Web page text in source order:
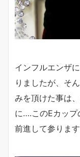
インフルエンザ
りましたが、そ
みを頂けた事は
に….このEカップ
前進して参りま